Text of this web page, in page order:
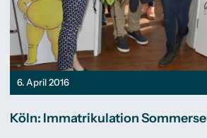
6. April 2016
Köln: Immatrikulation